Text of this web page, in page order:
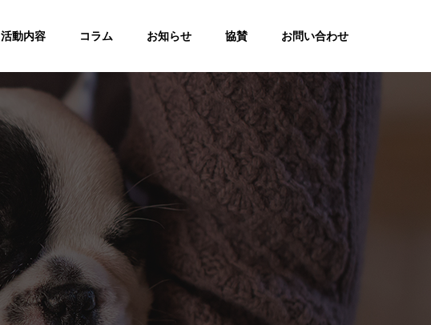
活動内容 コラム お知らせ 協賛 お問い合わせ